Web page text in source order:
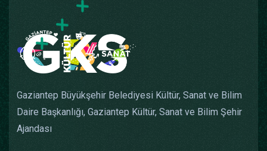
Gaziantep Büyükşehir Belediyesi Kültür, Sanat ve Bilim
Daire Başkanlığı, Gaziantep Kültür, Sanat ve Bilim Şehir
Ajandası